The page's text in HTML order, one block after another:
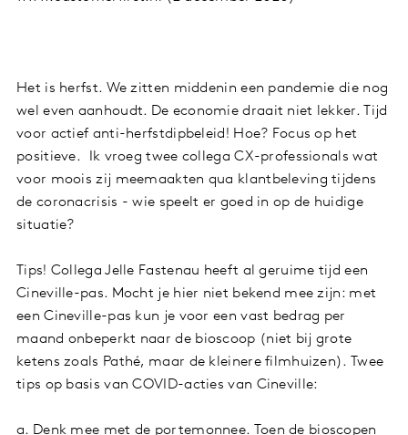
Het is herfst. We zitten middenin een pandemie die nog
wel even aanhoudt. De economie draait niet lekker. Tijd
voor actief anti-herfstdipbeleid! Hoe? Focus op het
positieve. Ik vroeg twee collega CX-professionals wat
voor moois zij meemaakten qua klantbeleving tijdens
de coronacrisis - wie speelt er goed in op de huidige
situatie?
Tips! Collega Jelle Fastenau heeft al geruime tijd een
Cineville-pas. Mocht je hier niet bekend mee zijn: met
een Cineville-pas kun je voor een vast bedrag per
maand onbeperkt naar de bioscoop (niet bij grote
ketens zoals Pathé, maar de kleinere filmhuizen). Twee
tips op basis van COVID-acties van Cineville:
a. Denk mee met de portemonnee. Toen de bioscopen